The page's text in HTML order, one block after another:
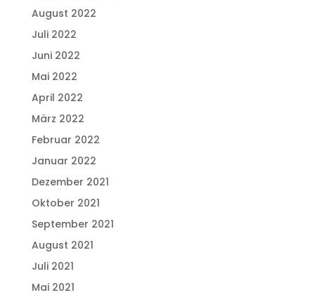
August 2022
Juli 2022
Juni 2022
Mai 2022
April 2022
März 2022
Februar 2022
Januar 2022
Dezember 2021
Oktober 2021
September 2021
August 2021
Juli 2021
Mai 2021